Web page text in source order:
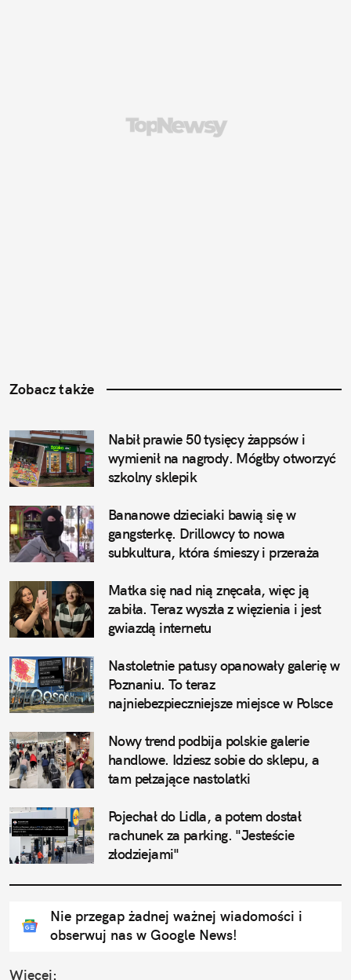
Zobacz także
Nabił prawie 50 tysięcy żappsów i
wymienił na nagrody. Mógłby otworzyć
szkolny sklepik
Bananowe dzieciaki bawią się w
gangsterkę. Drillowcy to nowa
subkultura, która śmieszy i przeraża
Matka się nad nią znęcała, więc ją
zabiła. Teraz wyszła z więzienia i jest
gwiazdą internetu
Nastoletnie patusy opanowały galerię w
Poznaniu. To teraz
najniebezpieczniejsze miejsce w Polsce
Nowy trend podbija polskie galerie
handlowe. Idziesz sobie do sklepu, a
tam pełzające nastolatki
Pojechał do Lidla, a potem dostał
rachunek za parking. "Jesteście
złodziejami"
Nie przegap żadnej ważnej wiadomości i
obserwuj nas w Google News!
Więcej: